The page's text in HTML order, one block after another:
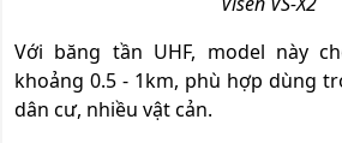
Với băng tần UHF, model này
khoảng 0.5 - 1km, phù hợp dùng
dân cư, nhiều vật cản.